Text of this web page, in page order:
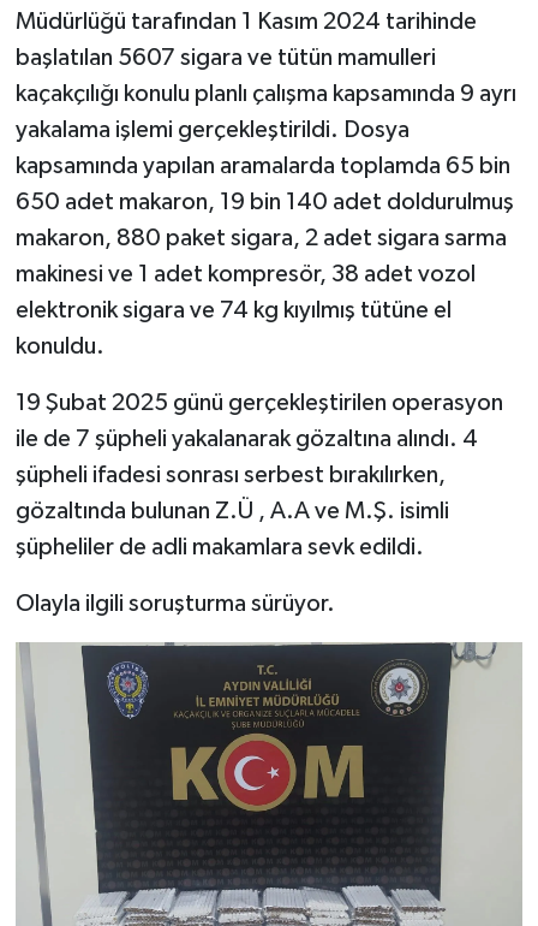
Müdürlüğü tarafından 1 Kasım 2024 tarihinde
başlatılan 5607 sigara ve tütün mamulleri
kaçakçılığı konulu planlı çalışma kapsamında 9 ayrı
yakalama işlemi gerçekleştirildi. Dosya
kapsamında yapılan aramalarda toplamda 65 bin
650 adet makaron, 19 bin 140 adet doldurulmuş
makaron, 880 paket sigara, 2 adet sigara sarma
makinesi ve 1 adet kompresör, 38 adet vozol
elektronik sigara ve 74 kg kıyılmış tütüne el
konuldu.
19 Şubat 2025 günü gerçekleştirilen operasyon
ile de 7 şüpheli yakalanarak gözaltına alındı. 4
şüpheli ifadesi sonrası serbest bırakılırken,
gözaltında bulunan Z.Ü , A.A ve M.Ş. isimli
şüpheliler de adli makamlara sevk edildi.
Olayla ilgili soruşturma sürüyor.